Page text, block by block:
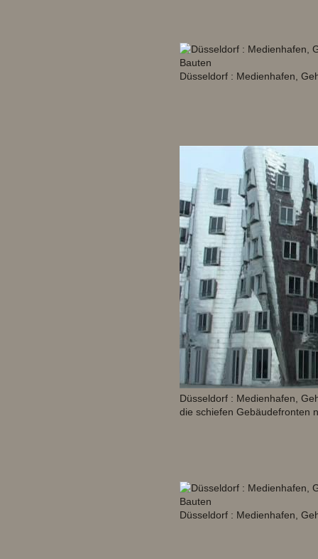
Düsseldorf : Medienhafen,
Düsseldorf : Medienhafen,
die schiefen Gebäudefronten
Düsseldorf : Medienhafen,